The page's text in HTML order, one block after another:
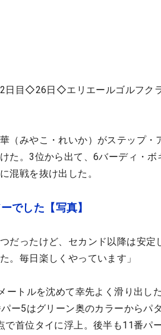
日目◇26日◇エリエールゴルフク
（みやこ・れいか）がステップ
た。3位から出て、6バーディ・
混戦を抜け出した。
でした【写真】
だったけど、セカンド以降は安
。毎日楽しくやっています」
ートルを沈めて幸先よく滑り出し
ー5はグリーン奥のカラーからパ
で首位タイに浮上。後半も11番パ